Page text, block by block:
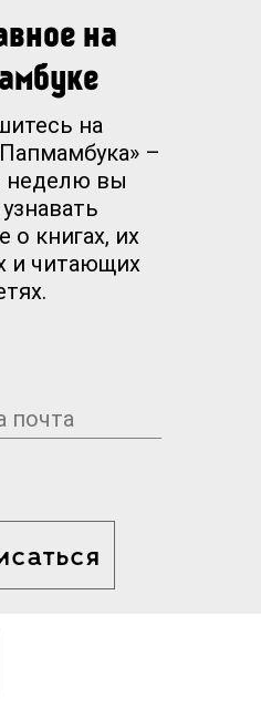
на
на
–
неделю вы
о книгах, их
и читающих